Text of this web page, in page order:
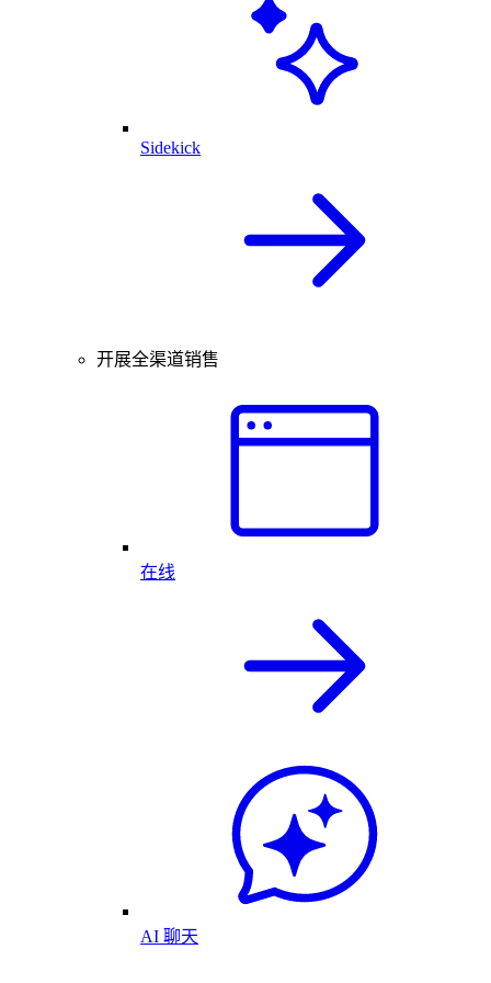
Sidekick
开展全渠道销售
在线
AI 聊天